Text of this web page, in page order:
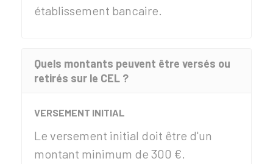
établissement bancaire.
Quels montants peuvent être versés ou
retirés sur le CEL ?
VERSEMENT INITIAL
Le versement initial doit être d'un
montant minimum de 300 €.